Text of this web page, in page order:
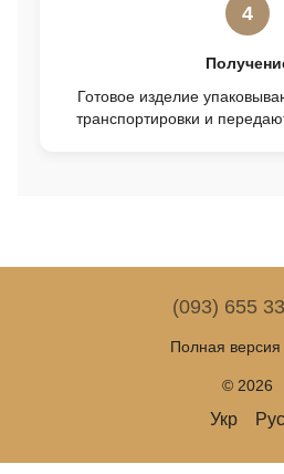
4
Готовое изделие
транспортировки и
(093) 655
Полная версия
© 2026
Укр Рус